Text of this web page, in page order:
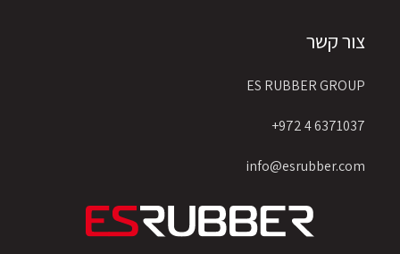
צור קשר
ES RUBBER GROUP
6371037 4 972+
info@esrubber.com